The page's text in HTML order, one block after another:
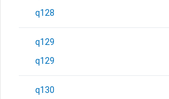
q128
q129
q129
q130